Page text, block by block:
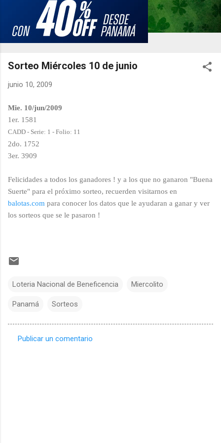
Sorteo Miércoles 10 de junio
junio 10, 2009
Mie. 10/jun/2009
1er. 1581
CADD - Serie: 1 - Folio: 11
2do. 1752
3er. 3909
Felicidades a todos los ganadores ! y a los que no ganaron "Buena
Suerte" para el próximo sorteo, recuerden visitarnos en
balotas.com para conocer los datos que le ayudaran a ganar y ver
los sorteos que se le pasaron !
Loteria Nacional de Beneficencia Miercolito
Panamá Sorteos
Publicar un comentario